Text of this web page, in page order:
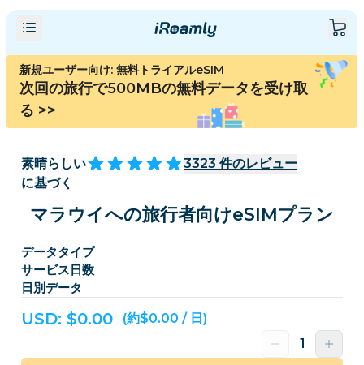
新規ユーザー向け: 無料トライアルeSIM
次回の旅行で500MBの無料データを受け取
る >>
素晴らしい 3323 件のレビュー
に基づく
マラウイへの旅行者向けeSIMプラン
データタイプ
サービス日数
日別データ
USD: $0.00 (約$0.00 / 日)